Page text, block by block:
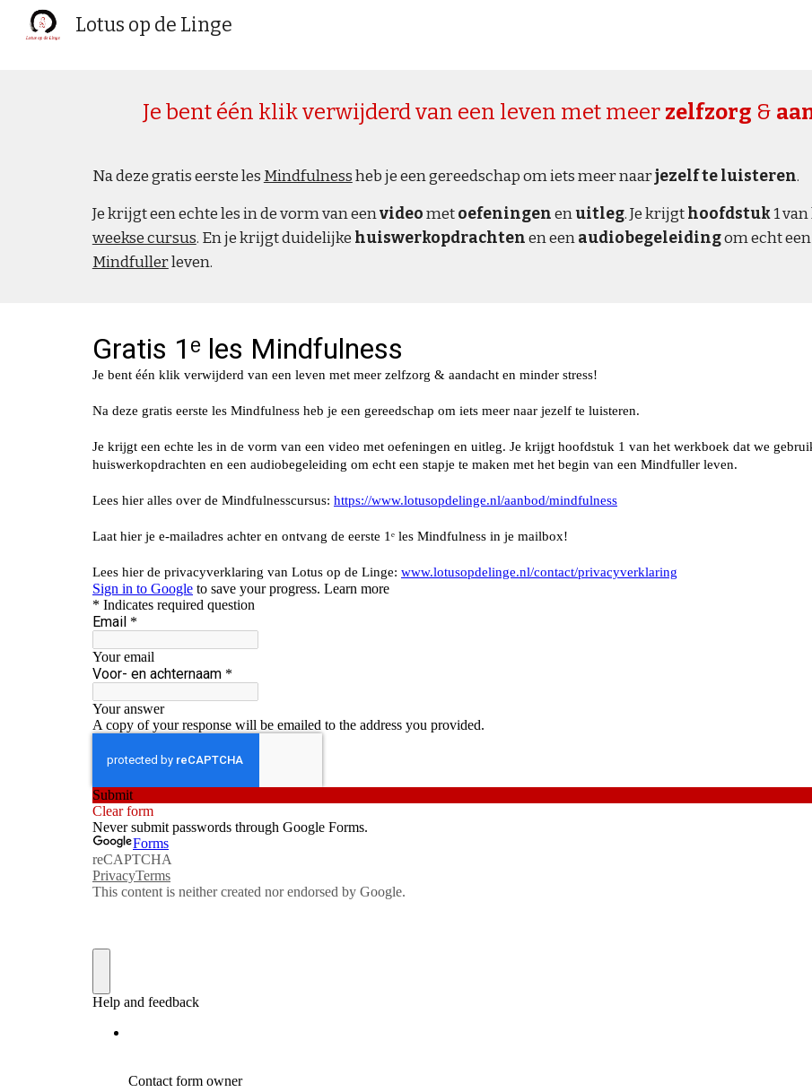
Skip to
Lotus op de Linge
Je bent één klik verwijderd van een leven met meer zelfzorg &
Na deze gratis eerste les Mindfulness heb je een gereedschap om iets meer naar jezelf te luisteren.
Je krijgt een echte les in de vorm van een video met oefeningen en uitleg. Je krijgt hoofdstuk 1
weekse cursus. En je krijgt duidelijke huiswerkopdrachten en een audiobegeleiding
Mindfuller leven.